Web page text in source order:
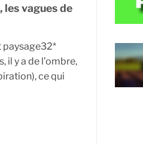
vagues de
paysage32*
il y a de l’ombre,
ce qui